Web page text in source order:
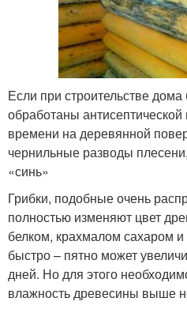
Если при строительстве
обработаны
времени на деревянной
чернильные разводы
«синь»
Грибки, подобные очень
полностью изменяют цвет
белком, крахмалом сахаром
быстро – пятно может
дней. Но для этого
влажность древесины выше